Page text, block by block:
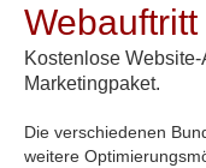
Webauftritt
Kostenlose
Marketingpaket.
Die verschiedenen
weitere